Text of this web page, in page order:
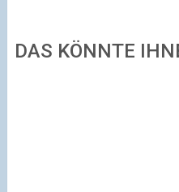
DAS KÖNNTE